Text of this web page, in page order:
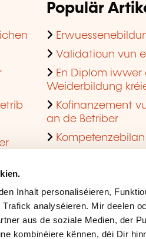
Inhalt personaliséieren,
Trafick analyséieren. Mir deelen
aus de soziale Medien, der
kombinéiere kënnen, déi Dir
Populär
Validatioun vun
En Diplom
Weiderbildung
Kofinanzement
an de Betriber
Kompetenzebilan